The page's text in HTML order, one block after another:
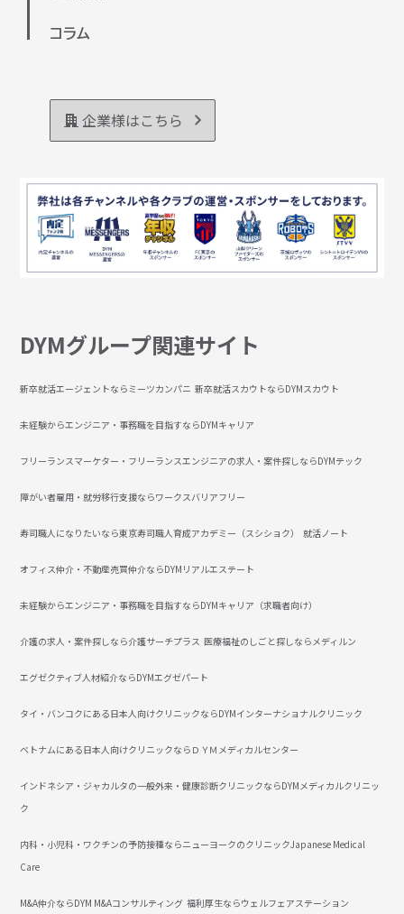
コラム
企業様はこちら
DYMグループ関連サイト
新卒就活エージェントならミーツカンパニ 新卒就活スカウトならDYMスカウト
未経験からエンジニア・事務職を目指すならDYMキャリア
フリーランスマーケター・フリーランスエンジニアの求人・案件探しならDYMテック
障がい者雇用・就労移行支援ならワークスバリアフリー
寿司職人になりたいなら東京寿司職人育成アカデミー（スシショク） 就活ノート
オフィス仲介・不動産売買仲介ならDYMリアルエステート
未経験からエンジニア・事務職を目指すならDYMキャリア（求職者向け）
介護の求人・案件探しなら介護サーチプラス 医療福祉のしごと探しならメディルン
エグゼクティブ人材紹介ならDYMエグゼパート
タイ・バンコクにある日本人向けクリニックならDYMインターナショナルクリニック
ベトナムにある日本人向けクリニックならＤＹＭメディカルセンター
インドネシア・ジャカルタの一般外来・健康診断クリニックならDYMメディカルクリニッ
ク
内科・小児科・ワクチンの予防接種ならニューヨークのクリニックJapanese Medical
Care
M&A仲介ならDYM M&Aコンサルティング 福利厚生ならウェルフェアステーション